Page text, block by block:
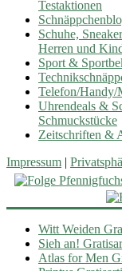
Testaktionen
Schuhe,
Herren und
Sport &
Telefon/Handy/
Uhrendeals &
Schmuckstücke
Zeitschriften &
Impressum |
Witt Weiden
Sieh an!
Atlas for Men